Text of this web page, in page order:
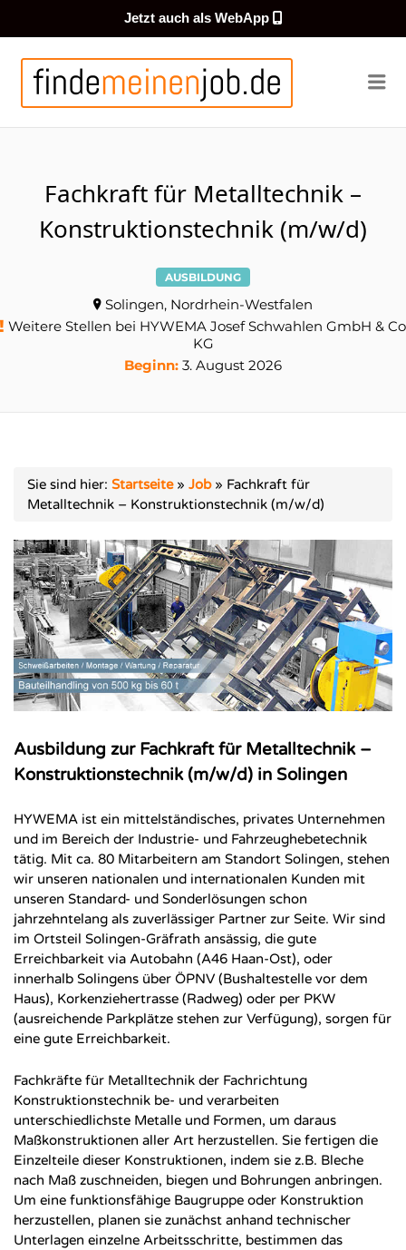
Jetzt auch als WebApp
Fachkraft für Metalltechnik –
Konstruktionstechnik (m/w/d)
AUSBILDUNG
Solingen, Nordrhein-Westfalen
Weitere Stellen bei HYWEMA Josef Schwahlen GmbH & Co
KG
Beginn: 3. August 2026
Sie sind hier: Startseite» Job» Fachkraft für
Metalltechnik – Konstruktionstechnik (m/w/d)
Ausbildung zur Fachkraft für Metalltechnik –
Konstruktionstechnik (m/w/d) in Solingen
HYWEMA ist ein mittelständisches, privates Unternehmen
und im Bereich der Industrie- und Fahrzeughebetechnik
tätig. Mit ca. 80 Mitarbeitern am Standort Solingen, stehen
wir unseren nationalen und internationalen Kunden mit
unseren Standard- und Sonderlösungen schon
jahrzehntelang als zuverlässiger Partner zur Seite. Wir sind
im Ortsteil Solingen-Gräfrath ansässig, die gute
Erreichbarkeit via Autobahn (A46 Haan-Ost), oder
innerhalb Solingens über ÖPNV (Bushaltestelle vor dem
Haus), Korkenziehertrasse (Radweg) oder per PKW
(ausreichende Parkplätze stehen zur Verfügung), sorgen für
eine gute Erreichbarkeit.
Fachkräfte für Metalltechnik der Fachrichtung
Konstruktionstechnik be- und verarbeiten
unterschiedlichste Metalle und Formen, um daraus
Maßkonstruktionen aller Art herzustellen. Sie fertigen die
Einzelteile dieser Konstruktionen, indem sie z.B. Bleche
nach Maß zuschneiden, biegen und Bohrungen anbringen.
Um eine funktionsfähige Baugruppe oder Konstruktion
herzustellen, planen sie zunächst anhand technischer
Unterlagen einzelne Arbeitsschritte, bestimmen das